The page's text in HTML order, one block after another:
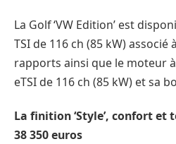
La Golf ‘VW Edition’ est
TSI de 116 ch (85 kW)
rapports ainsi que le moteur
eTSI de 116 ch (85 kW) et sa
La finition ‘Style’, confort
38 350 euros